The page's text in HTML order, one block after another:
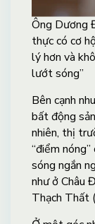
Ông Dương
thực có cơ
lý hơn và
lướt sóng”
Bên cạnh
bất động
nhiên, thị
“điểm
sóng ngắn
như ở Châu
Thạch Thất